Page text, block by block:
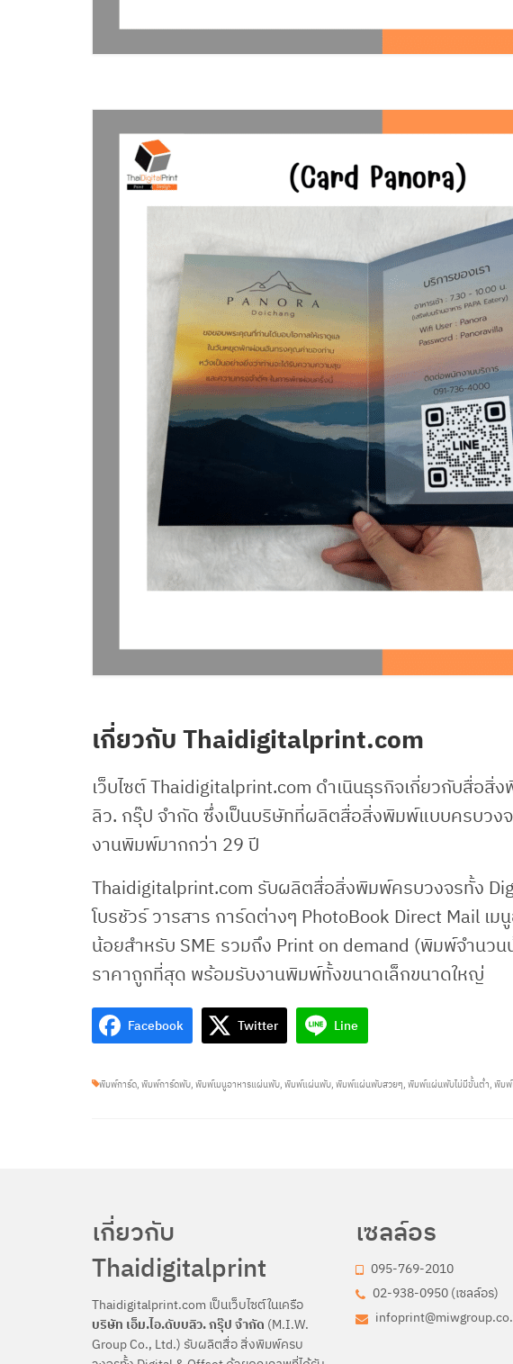
เกี่ยวกับ Thaidigitalprint.com
เว็บไซต์ Thaidigitalprint.com ดำเนินธุรกิจเกี่ยวกับสื่อสิ่
ลิว. กรุ๊ป จำกัด ซึ่งเป็นบริษัทที่ผลิตสื่อสิ่งพิมพ์แบบครบวง
งานพิมพ์มากกว่า 29 ปี
Thaidigitalprint.com รับผลิตสื่อสิ่งพิมพ์ครบวงจรทั้ง
โบรชัวร์ วารสาร การ์ดต่างๆ PhotoBook Direct Mail เ
น้อยสำหรับ SME รวมถึง Print on demand (พิมพ์จำนว
ราคาถูกที่สุด พร้อมรับงานพิมพ์ทั้งขนาดเล็กขนาดใหญ่
Facebook Twitter Line
พิมพ์การ์ด, พิมพ์การ์ดพับ, พิมพ์เมนูอาหารแผ่นพับ, พิมพ์แผ่นพับ, พิมพ์แผ่นพับสวยๆ, พิมพ์แผ่นพับไม่มีขั้นต่ำ, พิมพ์
เกี่ยวกับ
Thaidigitalprint
Thaidigitalprint.com เป็นเว็บไซต์ในเครือ
บริษัท เอ็ม.ไอ.ดับบลิว. กรุ๊ป จำกัด (M.I.W.
Group Co., Ltd.) รับผลิตสื่อ สิ่งพิมพ์ครบ
เซลล์อร
095-769-2010
02-938-0950 (เซลล์อร)